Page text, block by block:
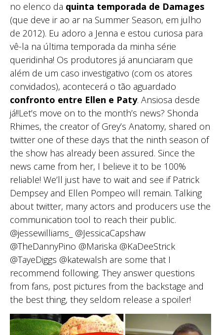
no elenco da quinta temporada de Damages
(que deve ir ao ar na Summer Season, em julho
de 2012). Eu adoro a Jenna e estou curiosa para
vê-la na última temporada da minha série
queridinha! Os produtores já anunciaram que
além de um caso investigativo (com os atores
convidados), acontecerá o tão aguardado
confronto entre Ellen e Paty. Ansiosa desde
já!!Let’s move on to the month’s news? Shonda
Rhimes, the creator of Grey’s Anatomy, shared on
twitter one of these days that the ninth season of
the show has already been assured. Since the
news came from her, I believe it to be 100%
reliable! We’ll just have to wait and see if Patrick
Dempsey and Ellen Pompeo will remain. Talking
about twitter, many actors and producers use the
communication tool to reach their public.
@jessewilliams_ @JessicaCapshaw
@TheDannyPino @Mariska @KaDeeStrick
@TayeDiggs @katewalsh are some that I
recommend following. They answer questions
from fans, post pictures from the backstage and
the best thing, they seldom release a spoiler!